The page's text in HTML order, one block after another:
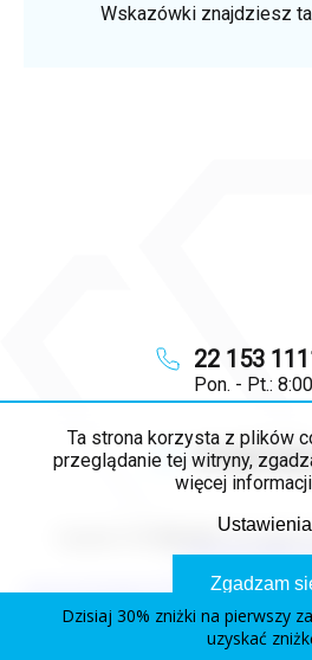
Ta strona korzysta z plików
przeglądanie tej witryny,
więcej informacji
Ustawienia
Zgadzam
info@
22 153
Pon. - Pt.:
Wskazówki znajdziesz
Opracował Shoptet Premium
ustawienia plików
Dzisiaj 30% zniżki na pierwszy
uzyskać